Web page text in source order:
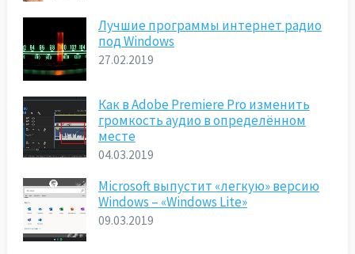
Лучшие программы интернет радио
под Windows
27.02.2019
Как в Adobe Premiere Pro изменить
громкость аудио в определённом
месте
04.03.2019
Microsoft выпустит «легкую» версию
Windows – «Windows Lite»
09.03.2019